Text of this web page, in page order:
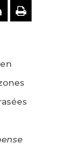
SUR
PARTAGER